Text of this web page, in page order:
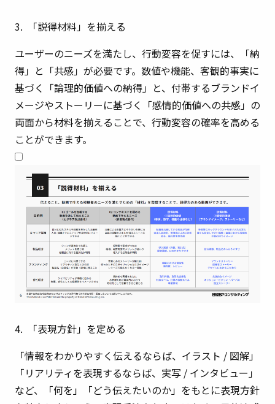
3. 「説得材料」を揃える
ユーザーのニーズを満たし、行動変容を促すには、「納
得」と「共感」が必要です。数値や機能、客観的事実に
基づく「論理的価値への納得」と、付帯するブランドイ
メージやストーリーに基づく「感情的価値への共感」の
両面から材料を揃えることで、行動変容の確率を高める
ことができます。
4. 「表現方針」を定める
「情報をわかりやすく伝えるならば、イラスト / 図解」
「リアリティを表現するならば、実写 / インタビュー」
など、「何を」「どう伝えたいのか」をもとに表現方針